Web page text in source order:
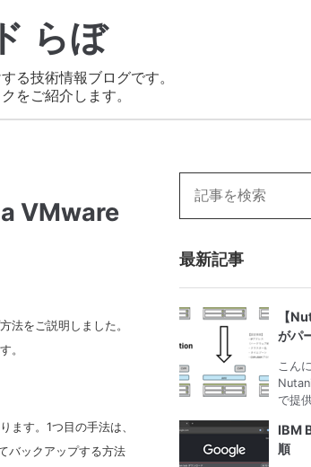
らぼ
る技術情報ブログです。
をご紹介します。
VMware
法をご説明しました。
。
ます。1つ目の手法は、
バックアップする方法
最新記事
【
がパ
こん
で提
IBM
順